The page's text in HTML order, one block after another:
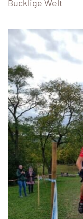
Bucklige Welt